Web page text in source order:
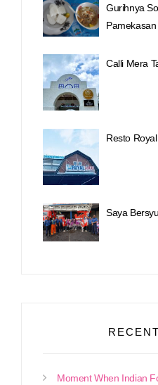
Gurihnya
Pamekasan
Calli Mera
Resto
Saya
Moment When Indian